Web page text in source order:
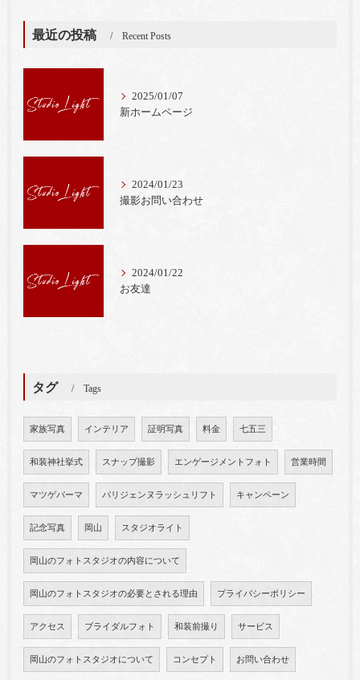
最近の投稿 Recent Posts
2025/01/07
新ホームページ
2024/01/23
撮影お問い合わせ
2024/01/22
お友達
タグ Tags
家族写真 インテリア 証明写真 料金 七五三
和装神社挙式 スナップ撮影 エンゲージメントフォト 営業時間
マツゲパーマ パリジェンヌラッシュリフト キャンペーン
記念写真 岡山 スタジオライト
岡山のフォトスタジオの内容について
岡山のフォトスタジオの必要とされる理由 プライバシーポリシー
アクセス ブライダルフォト 和装前撮り サービス
岡山のフォトスタジオについて コンセプト お問い合わせ